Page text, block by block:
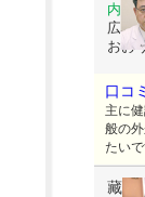
内科
広島
おお
口コ
主に
般の
たい
藏本